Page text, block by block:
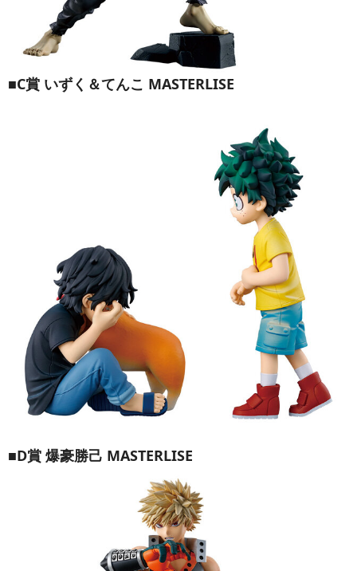
■C賞 いずく＆てんこ MASTERLISE
■D賞 爆豪勝己 MASTERLISE